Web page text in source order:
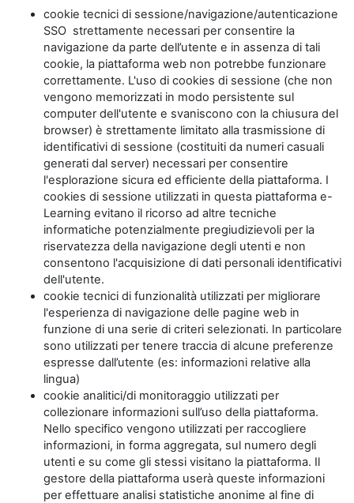
cookie tecnici di sessione/navigazione/autenticazione
SSO strettamente necessari per consentire la
navigazione da parte dell’utente e in assenza di tali
cookie, la piattaforma web non potrebbe funzionare
correttamente. L'uso di cookies di sessione (che non
vengono memorizzati in modo persistente sul
computer dell'utente e svaniscono con la chiusura del
browser) è strettamente limitato alla trasmissione di
identificativi di sessione (costituiti da numeri casuali
generati dal server) necessari per consentire
l'esplorazione sicura ed efficiente della piattaforma. I
cookies di sessione utilizzati in questa piattaforma e-
Learning evitano il ricorso ad altre tecniche
informatiche potenzialmente pregiudizievoli per la
riservatezza della navigazione degli utenti e non
consentono l'acquisizione di dati personali identificativi
dell'utente.
cookie tecnici di funzionalità utilizzati per migliorare
l'esperienza di navigazione delle pagine web in
funzione di una serie di criteri selezionati. In particolare
sono utilizzati per tenere traccia di alcune preferenze
espresse dall’utente (es: informazioni relative alla
lingua)
cookie analitici/di monitoraggio utilizzati per
collezionare informazioni sull’uso della piattaforma.
Nello specifico vengono utilizzati per raccogliere
informazioni, in forma aggregata, sul numero degli
utenti e su come gli stessi visitano la piattaforma. Il
gestore della piattaforma userà queste informazioni
per effettuare analisi statistiche anonime al fine di